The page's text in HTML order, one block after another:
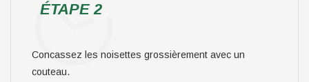
ÉTAPE 2
Concassez les noisettes grossièrement avec un
couteau.